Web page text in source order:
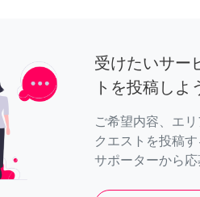
受けたいサー
トを投稿しよ
ご希望内容、エ
クエストを投稿
サポーターから応